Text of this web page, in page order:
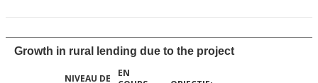
Growth in rural lending due to the project